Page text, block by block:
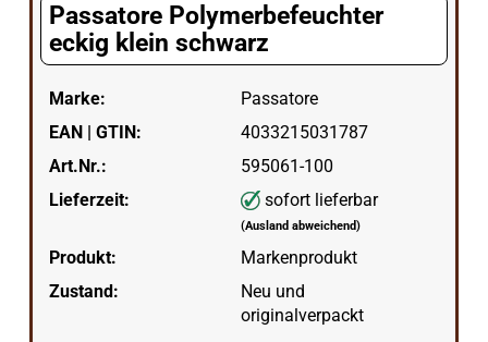
Passatore Polymerbefeuchter
eckig klein schwarz
Marke:
Passatore
EAN | GTIN:
4033215031787
Art.Nr.:
595061-100
Lieferzeit:
sofort lieferbar
(Ausland abweichend)
Produkt:
Markenprodukt
Zustand:
Neu und
originalverpackt